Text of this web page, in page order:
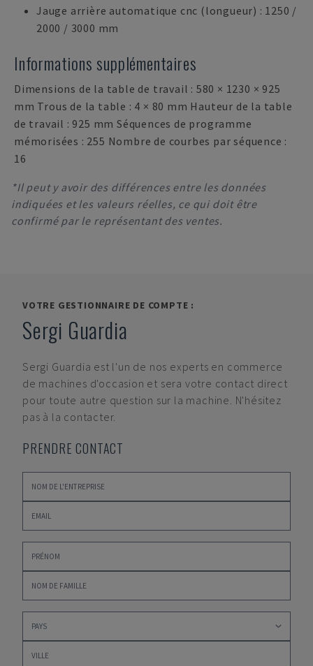
Jauge arrière automatique cnc (longueur) : 1250 /
2000 / 3000 mm
Informations supplémentaires
Dimensions de la table de travail : 580 × 1230 × 925
mm Trous de la table : 4 × 80 mm Hauteur de la table
de travail : 925 mm Séquences de programme
mémorisées : 255 Nombre de courbes par séquence :
16
*Il peut y avoir des différences entre les données
indiquées et les valeurs réelles, ce qui doit être
confirmé par le représentant des ventes.
VOTRE GESTIONNAIRE DE COMPTE :
Sergi Guardia
Sergi Guardia est l'un de nos experts en commerce
de machines d'occasion et sera votre contact direct
pour toute autre question sur la machine. N'hésitez
pas à la contacter.
PRENDRE CONTACT